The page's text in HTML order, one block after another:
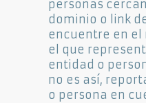
personas
dominio o link
encuentre en el
el que
entidad o
no es así,
o persona en